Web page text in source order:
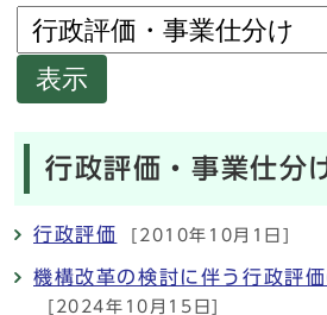
表示
行政評価・事業仕分
行政評価 [2010年10月1日]
機構改革の検討に伴う行政評
[2024年10月15日]